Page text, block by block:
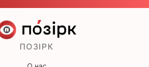
ПОЗІРК